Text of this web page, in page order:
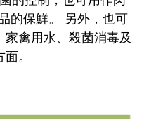
的保鮮。 另外，也可
禽用水、殺菌消毒及
。